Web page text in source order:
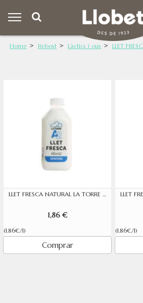
Home Rebost Làctics i ous LLET
LLET FRESCA NATURAL LA TORRE 1 L
1,86 €
(1.86€/l)
Comprar
(1.86€/l)